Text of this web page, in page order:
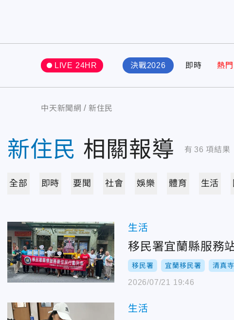
LIVE 24HR 決戰2026 即時 熱門
中天新聞網 新住民
新住民 相關報導 有 36 項結果
全部 即時 要聞 社會 娛樂 體育 生活
生活
移民署宜蘭縣服務
移民署 宜蘭移民署 清真寺
2026/07/21 19:46
生活